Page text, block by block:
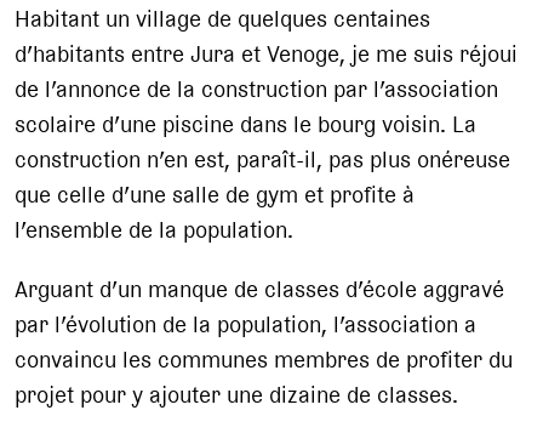
Habitant un village de quelques centaines
d’habitants entre Jura et Venoge, je me suis réjoui
de l’annonce de la construction par l’association
scolaire d’une piscine dans le bourg voisin. La
construction n’en est, paraît-il, pas plus onéreuse
que celle d’une salle de gym et profite à
l’ensemble de la population.
Arguant d’un manque de classes d’école aggravé
par l’évolution de la population, l’association a
convaincu les communes membres de profiter du
projet pour y ajouter une dizaine de classes.